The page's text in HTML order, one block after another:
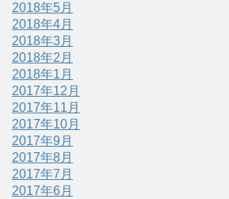
2018年5月
2018年4月
2018年3月
2018年2月
2018年1月
2017年12月
2017年11月
2017年10月
2017年9月
2017年8月
2017年7月
2017年6月